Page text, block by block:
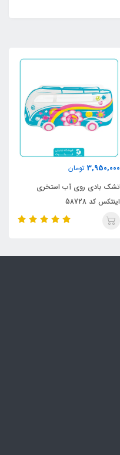
3,950,000 تومان
تشک بادی روی آب استخری
اینتکس کد 58728